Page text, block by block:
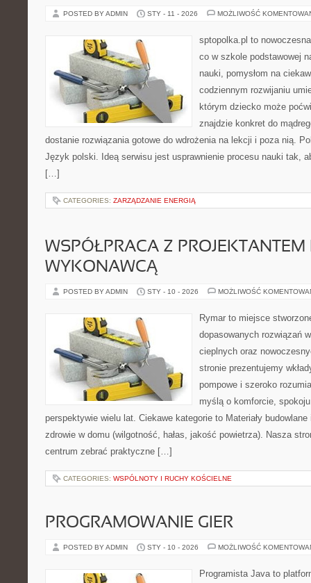
POSTED BY ADMIN STY - 11 - 2026 MOŻLIWOŚĆ
sptopolka.pl to
co w szkole podstawowej
nauki, pomysłom na
codziennym rozwijaniu
którym dziecko może
znajdzie konkret do
dostanie rozwiązania gotowe do wdrożenia na lekcji i poza nią.
Język polski. Ideą serwisu jest usprawnienie procesu nauki tak,
[…]
CATEGORIES: ZARZĄDZANIE ENERGIĄ
WSPÓŁPRACA Z PROJEKTANTEM
WYKONAWCĄ
POSTED BY ADMIN STY - 10 - 2026 MOŻLIWOŚĆ
Rymar to miejsce
dopasowanych rozwiązań
cieplnych oraz
stronie prezentujemy
pompowe i szeroko
myślą o komforcie,
perspektywie wielu lat. Ciekawe kategorie to Materiały
zdrowie w domu (wilgotność, hałas, jakość powietrza). Nasza
centrum zebrać praktyczne […]
CATEGORIES: WSPÓLNOTY I RUCHY KOŚCIELNE
PROGRAMOWANIE GIER
POSTED BY ADMIN STY - 10 - 2026 MOŻLIWOŚĆ
Programista Java to